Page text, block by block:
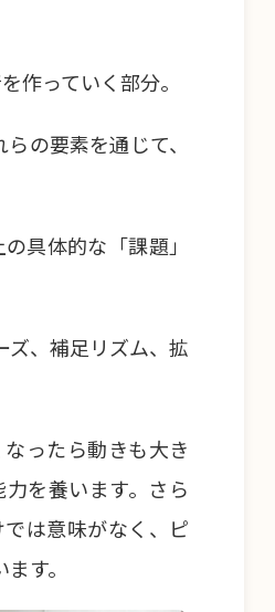
作っていく部分。
の要素を通じて、
具体的な「課題」
ズ、補足リズム、拡
ったら動きも大き
を養います。さら
は意味がなく、ピ
す。